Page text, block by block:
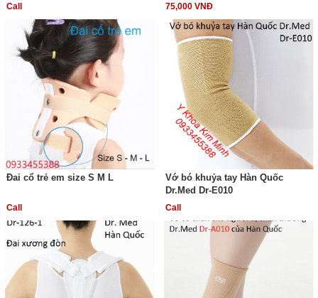
Call 75,000 VNĐ
Đai cổ trẻ em size S M L
Call
Vớ bó khuỷa tay Hàn Quốc
Dr.Med Dr-E010
Call